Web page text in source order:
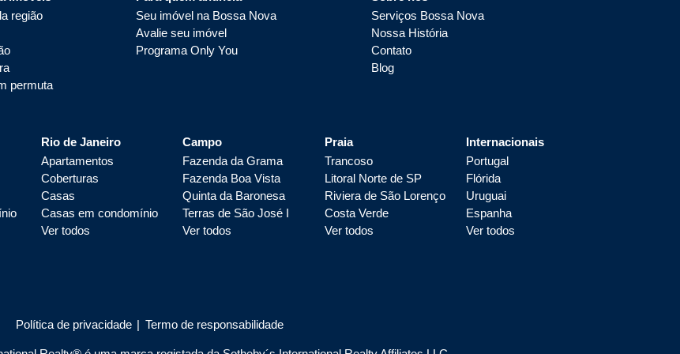
região
permuta
Seu imóvel na Bossa Nova
Avalie seu imóvel
Programa Only You
Serviços Bossa Nova
Nossa História
Contato
Blog
Rio de Janeiro
Apartamentos
Coberturas
Casas
Casas em condomínio
Ver todos
Campo
Fazenda da Grama
Fazenda Boa Vista
Quinta da Baronesa
Terras de São José I
Ver todos
Praia
Trancoso
Litoral Norte de SP
Riviera de São Lorenço
Costa Verde
Ver todos
Internacionais
Portugal
Flórida
Uruguai
Espanha
Ver todos
Política de privacidade | Termo de responsabilidade